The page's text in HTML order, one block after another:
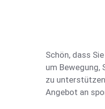
Schön, dass
um Bewegung,
zu
Angebot an